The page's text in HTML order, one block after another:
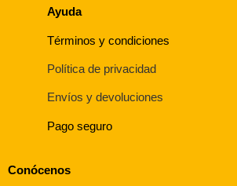
Ayuda
Términos y condiciones
Política de privacidad
Envíos y devoluciones
Pago seguro
Conócenos